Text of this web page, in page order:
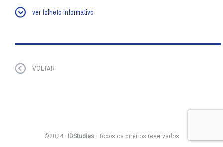
ver folheto informativo
VOLTAR
©2024 · IDStudies· Todos os direitos reservados